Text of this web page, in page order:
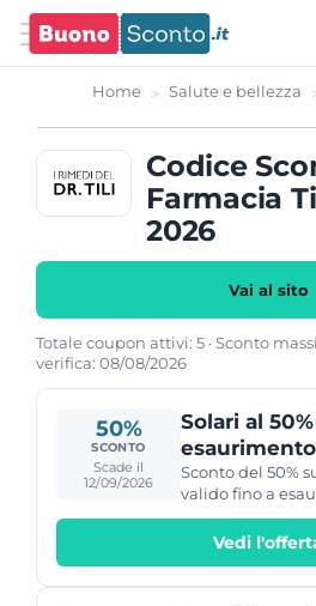
Home Salute e bellezza
Codice Sconto
Farmacia
2026
Vai al sito
Totale coupon attivi: 5 · Sconto
verifica: 08/08/2026
50%
SCONTO
Scade il
12/09/2026
Solari al
Sconto del 50%
valido fino a
indicato nella
Vedi